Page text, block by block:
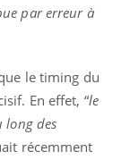
par erreur à
le timing du
En effet, “le
long des
récemment